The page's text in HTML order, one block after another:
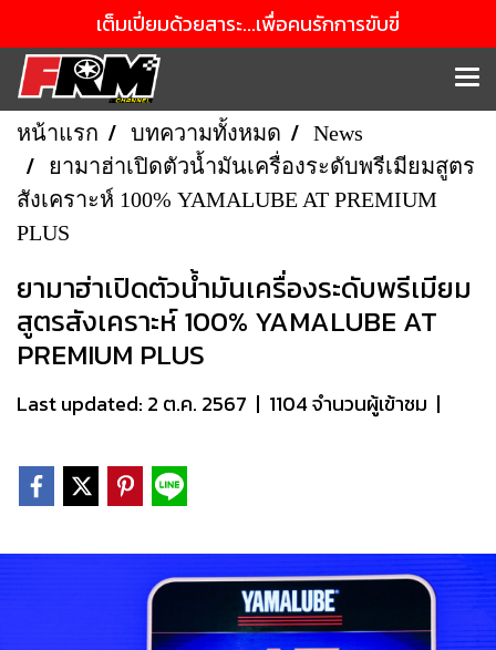
เต็มเปี่ยมด้วยสาระ...เพื่อคนรักการขับขี่
หน้าแรก บทความทั้งหมด
News
ยามาฮ่าเปิดตัวน้ำมันเครื่องระดับพรีเมียมสูตร
สังเคราะห์ 100% YAMALUBE AT PREMIUM
PLUS
ยามาฮ่าเปิดตัวน้ำมันเครื่องระดับพรีเมียม
สูตรสังเคราะห์ 100% YAMALUBE AT
PREMIUM PLUS
Last updated: 2 ต.ค. 2567 | 1104 จำนวนผู้เข้าชม |